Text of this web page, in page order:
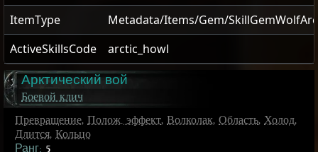
ItemType
Metadata/Items/Gem/
ActiveSkillsCode
arctic_howl
Арктический вой
Боевой клич
Превращение, Полож. эффект, Волколак, Область, Холод,
Длится, Кольцо
Ранг: 5